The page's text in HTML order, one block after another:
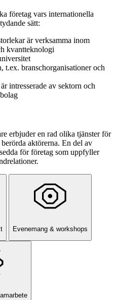
företag vars internationella
sätt:
är verksamma inom
kvantteknologi
t.ex. branschorganisationer och
intresserade av sektorn och
erbjuder en rad olika tjänster för
aktörerna. En del av
för företag som uppfyller
Evenemang & workshops